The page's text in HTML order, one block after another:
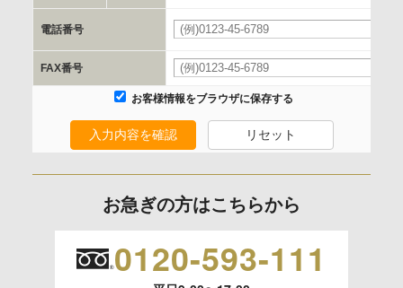
当社と当該企業/団体とは、個人情報取扱に関する覚書の締結
を行います。
委託の有無
利用目的の通知、開示、内容の訂正、追加または削除、利用
います。）に応じます。
電話番号
FAX番号
お客様情報をブラウザに保存する
入力内容を確認 リセット
お急ぎの方はこちらから
0120-593-111